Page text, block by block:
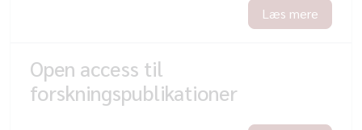
Læs mere
Open access til
forskningspublikationer